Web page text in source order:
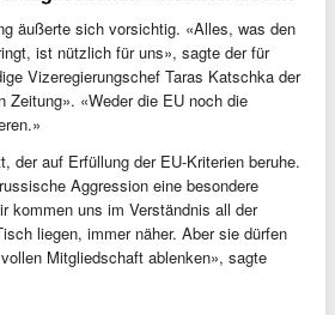
äußerte sich vorsichtig. «Alles, was den
ist nützlich für uns», sagte der für
Vizeregierungschef Taras Katschka der
Zeitung». «Weder die EU noch die
der auf Erfüllung der EU-Kriterien beruhe.
Aggression eine besondere
kommen uns im Verständnis all der
liegen, immer näher. Aber sie dürfen
Mitgliedschaft ablenken», sagte